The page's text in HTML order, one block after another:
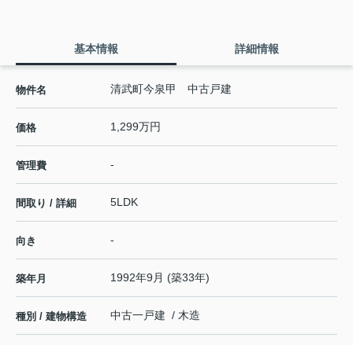
基本情報 詳細情報
物件名 清武町今泉甲 中古戸建
価格 1,299万円
管理費 -
間取り / 詳細 5LDK
向き -
築年月 1992年9月 (築33年)
種別 / 建物構造 中古一戸建 / 木造